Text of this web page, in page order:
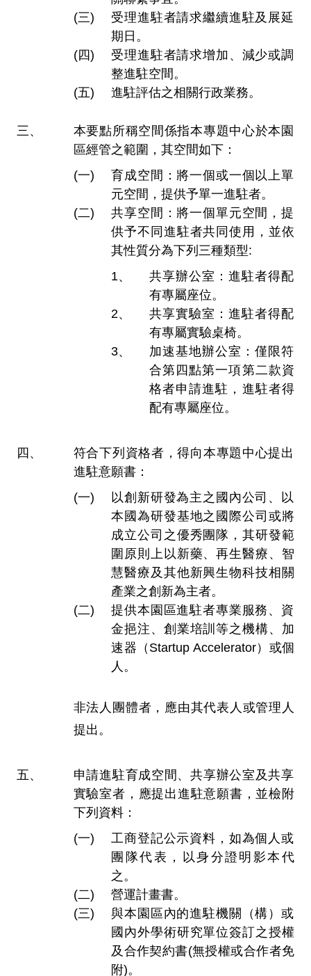
受理進駐者請求繼續進駐及展延
期日。
受理進駐者請求增加、減少或調
整進駐空間。
進駐評估之相關行政業務。
本要點所稱空間係指本專題中心於本園
區經管之範圍，其空間如下：
育成空間：將一個或一個以上單
元空間，提供予單一進駐者。
共享空間：將一個單元空間，提
供予不同進駐者共同使用，並依
其性質分為下列三種類型:
共享辦公室：進駐者得配
有專屬座位。
共享實驗室：進駐者得配
有專屬實驗桌椅。
加速基地辦公室：僅限符
合第四點第一項第二款資
格者申請進駐，進駐者得
配有專屬座位。
符合下列資格者，得向本專題中心提出
進駐意願書：
以創新研發為主之國內公司、以
本國為研發基地之國際公司或將
成立公司之優秀團隊，其研發範
圍原則上以新藥、再生醫療、智
慧醫療及其他新興生物科技相關
產業之創新為主者。
提供本園區進駐者專業服務、資
金挹注、創業培訓等之機構、加
速器（Startup Accelerator）或個
人。
非法人團體者，應由其代表人或管理人
提出。
申請進駐育成空間、共享辦公室及共享
實驗室者，應提出進駐意願書，並檢附
下列資料：
工商登記公示資料，如為個人或
團隊代表，以身分證明影本代
之。
營運計畫書。
與本園區內的進駐機關（構）或
國內外學術研究單位簽訂之授權
及合作契約書(無授權或合作者免
附)。